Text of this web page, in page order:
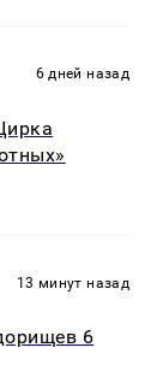
6 дней назад
13 минут назад
6